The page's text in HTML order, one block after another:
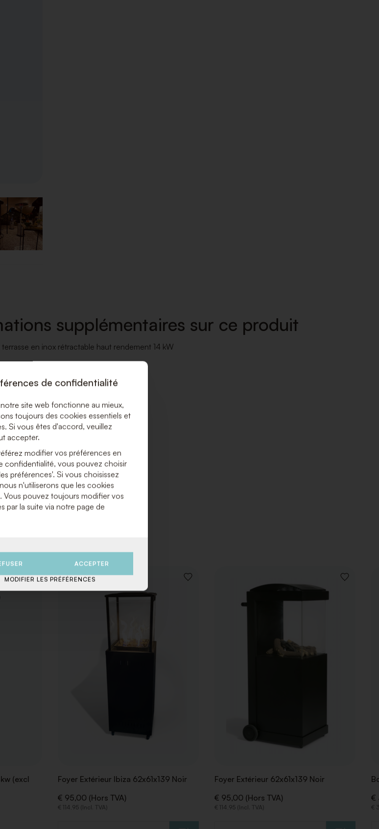
supplémentaires sur ce produit
en inox rétractable haut rendement 14 kW
AJOUTER
(excl
AJOUTER
Foyer Extérieur Ibiza 62x61x139 Noir
€ 95,00 (Hors TVA)
€ 114,95 (Incl. TVA)
AJOUTER
Foyer Extérieur 62x61x139 Noir
€ 95,00 (Hors TVA)
€ 114,95 (Incl. TVA)
€
€
de confidentialité
site web fonctionne au mieux,
toujours des cookies essentiels et
Si vous êtes d'accord, veuillez
accepter.
modifier vos préférences en
confidentialité, vous pouvez choisir
préférences'. Si vous choisissez
n'utiliserons que les cookies
Vous pouvez toujours modifier vos
par la suite via notre page de
ACCEPTER
MODIFIER LES PRÉFÉRENCES